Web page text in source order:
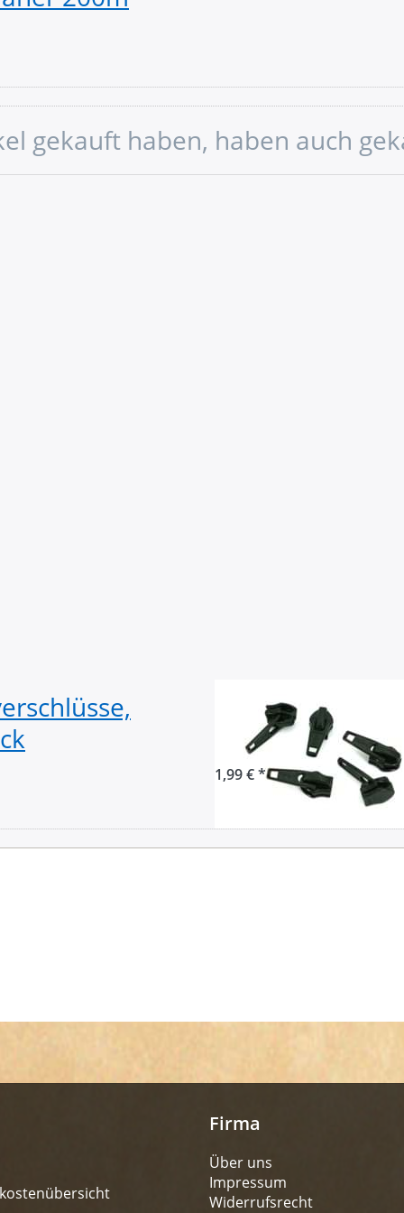
gekauft haben, haben auch
Zipper für
Farbe:
1,99 € *
Firma
Über uns
Impressum
Widerrufsrecht